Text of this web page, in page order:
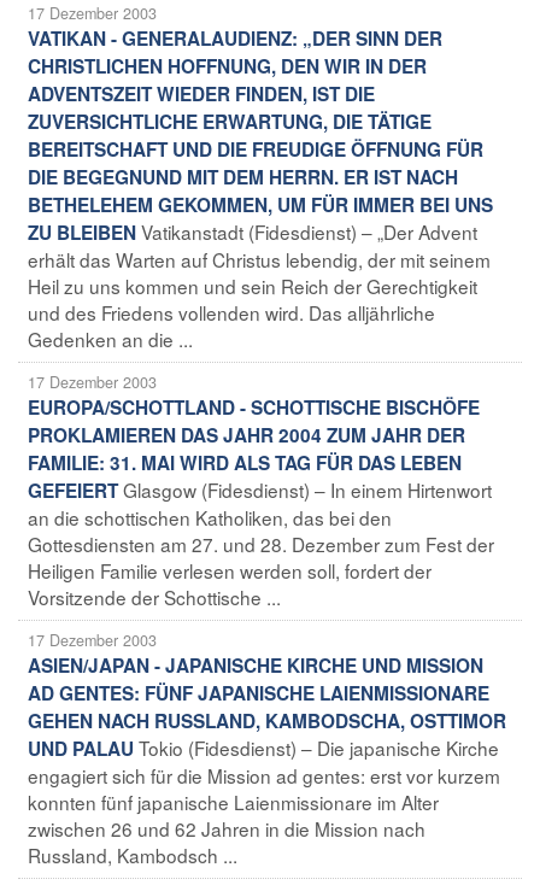
17 Dezember 2003
VATIKAN - GENERALAUDIENZ: „DER SINN DER
CHRISTLICHEN HOFFNUNG, DEN WIR IN DER
ADVENTSZEIT WIEDER FINDEN, IST DIE
ZUVERSICHTLICHE ERWARTUNG, DIE TÄTIGE
BEREITSCHAFT UND DIE FREUDIGE ÖFFNUNG FÜR
DIE BEGEGNUND MIT DEM HERRN. ER IST NACH
BETHELEHEM GEKOMMEN, UM FÜR IMMER BEI UNS
ZU BLEIBENVatikanstadt (Fidesdienst) – „Der Advent
erhält das Warten auf Christus lebendig, der mit seinem
Heil zu uns kommen und sein Reich der Gerechtigkeit
und des Friedens vollenden wird. Das alljährliche
Gedenken an die ...
17 Dezember 2003
EUROPA/SCHOTTLAND - SCHOTTISCHE BISCHÖFE
PROKLAMIEREN DAS JAHR 2004 ZUM JAHR DER
FAMILIE: 31. MAI WIRD ALS TAG FÜR DAS LEBEN
GEFEIERTGlasgow (Fidesdienst) – In einem Hirtenwort
an die schottischen Katholiken, das bei den
Gottesdiensten am 27. und 28. Dezember zum Fest der
Heiligen Familie verlesen werden soll, fordert der
Vorsitzende der Schottische ...
17 Dezember 2003
ASIEN/JAPAN - JAPANISCHE KIRCHE UND MISSION
AD GENTES: FÜNF JAPANISCHE LAIENMISSIONARE
GEHEN NACH RUSSLAND, KAMBODSCHA, OSTTIMOR
UND PALAU Tokio (Fidesdienst) – Die japanische Kirche
engagiert sich für die Mission ad gentes: erst vor kurzem
konnten fünf japanische Laienmissionare im Alter
zwischen 26 und 62 Jahren in die Mission nach
Russland, Kambodsch ...